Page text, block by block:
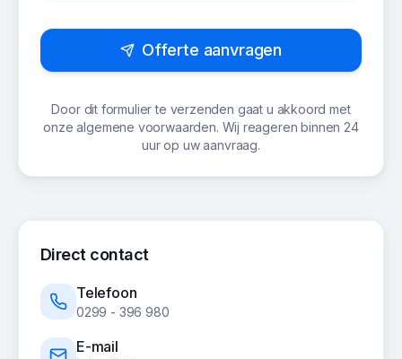
Offerte aanvragen
Door dit formulier te verzenden gaat u akkoord met
onze algemene voorwaarden. Wij reageren binnen 24
uur op uw aanvraag.
Direct contact
Telefoon
0299 - 396 980
E-mail